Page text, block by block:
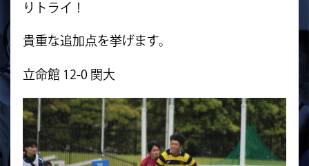
りトライ！
貴重な追加点を挙げます。
立命館 12-0 関大